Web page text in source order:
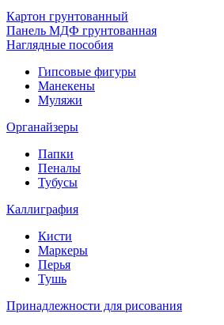
Картон грунтованный
Панель МДФ грунтованная
Наглядные пособия
Гипсовые фигуры
Манекены
Муляжи
Органайзеры
Папки
Пеналы
Тубусы
Каллиграфия
Кисти
Маркеры
Перья
Тушь
Принадлежности для рисования